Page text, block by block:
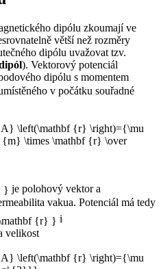
dipólu zkoumají ve
větší než rozměry
dipólu uvažovat tzv.
). Vektorový potenciál
dipólu s momentem
v počátku souřadné
je polohový vektor a
vakua. Potenciál má tedy
i
velikost